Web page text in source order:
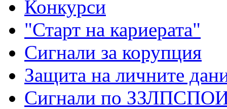
Конкурси
"Старт на кариерата"
Сигнали за корупция
Защита на личните
Сигнали по